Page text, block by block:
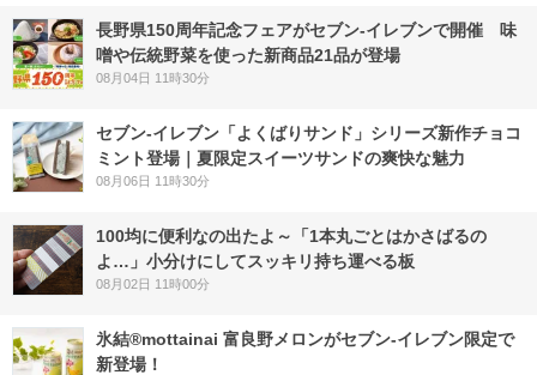
長野県150周年記念フェアがセブン-イレブンで開催 味
噌や伝統野菜を使った新商品21品が登場
08月04日 11時30分
セブン‐イレブン「よくばりサンド」シリーズ新作チョコ
ミント登場｜夏限定スイーツサンドの爽快な魅力
08月06日 11時30分
100均に便利なの出たよ～「1本丸ごとはかさばるの
よ…」小分けにしてスッキリ持ち運べる板
08月02日 11時00分
氷結®mottainai 富良野メロンがセブン‐イレブン限定で
新登場！